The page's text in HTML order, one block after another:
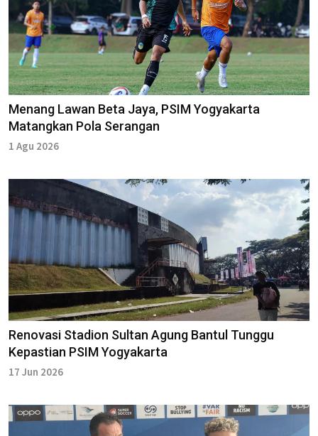
Menang Lawan Beta Jaya, PSIM Yogyakarta
Matangkan Pola Serangan
1 Agu 2026
Renovasi Stadion Sultan Agung Bantul Tunggu
Kepastian PSIM Yogyakarta
17 Jun 2026